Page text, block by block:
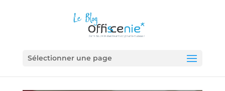
Sélectionner une page